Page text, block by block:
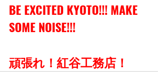
BE EXCITED KYOTO!!! MAKE
SOME NOISE!!!
頑張れ！紅谷工務店！